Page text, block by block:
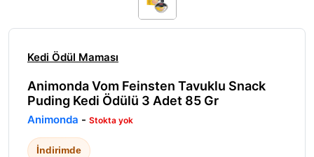
Kedi Ödül Maması
Animonda Vom Feinsten Tavuklu Snack
Puding Kedi Ödülü 3 Adet 85 Gr
Animonda - Stokta yok
İndirimde